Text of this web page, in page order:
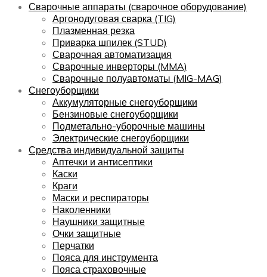
Сварочные аппараты (сварочное оборудование)
Аргонодуговая сварка (TIG)
Плазменная резка
Приварка шпилек (STUD)
Сварочная автоматизация
Сварочные инверторы (MMA)
Сварочные полуавтоматы (MIG-MAG)
Снегоуборщики
Аккумуляторные снегоуборщики
Бензиновые снегоуборщики
Подметально-уборочные машины
Электрические снегоуборщики
Средства индивидуальной защиты
Аптечки и антисептики
Каски
Краги
Маски и респираторы
Наколенники
Наушники защитные
Очки защитные
Перчатки
Пояса для инструмента
Пояса страховочные